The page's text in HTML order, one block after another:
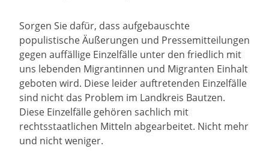
Sorgen Sie dafür, dass aufgebauschte
populistische Äußerungen und Pressemitteilungen
gegen auffällige Einzelfälle unter den friedlich mit
uns lebenden Migrantinnen und Migranten Einhalt
geboten wird. Diese leider auftretenden Einzelfälle
sind nicht das Problem im Landkreis Bautzen.
Diese Einzelfälle gehören sachlich mit
rechtsstaatlichen Mitteln abgearbeitet. Nicht mehr
und nicht weniger.